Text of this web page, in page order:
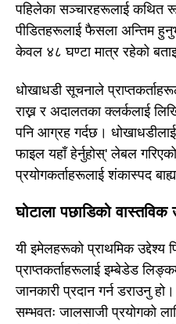
पहिलेका सञ्चारहरूलाई कथित
पीडितहरूलाई फैसला अन्तिम
केवल ४८ घण्टा मात्र रहेको
धोखाधडी सूचनाले
राख्न र अदालतका क्लर्कलाई
पनि आग्रह गर्दछ।
फाइल यहाँ हेर्नुहोस्' लेबल
प्रयोगकर्ताहरूलाई शंकास्पद
घोटाला पछाडिको वास्तविक
यी इमेलहरूको प्राथमिक उद्देश्य
प्राप्तकर्ताहरूलाई इम्बेडेड
जानकारी प्रदान गर्न डराउनु
सम्भवतः जालसाजी प्रयोगको